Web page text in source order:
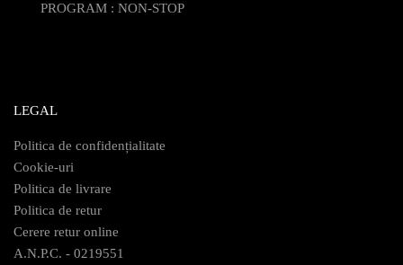
PROGRAM : NON-STOP
LEGAL
Politica de confidențialitate
Cookie-uri
Politica de livrare
Politica de retur
Cerere retur online
A.N.P.C. - 0219551